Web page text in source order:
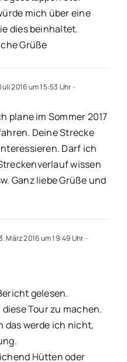
mich über eine
dies beinhaltet.
Grüße
2016 um 15:53 Uhr-
plane im Sommer 2017
Deine Strecke
Darf ich
wissen
Ganz liebe Grüße und
März 2016 um 19:49 Uhr-
gelesen.
diese Tour zu machen.
das werde ich nicht,
Hütten oder